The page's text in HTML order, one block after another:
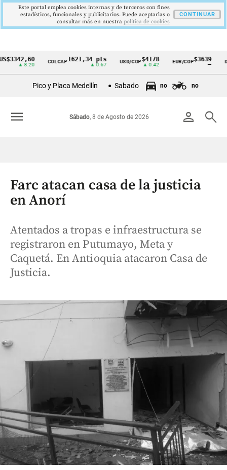
Cintillo
Colombia
▲ 8.20
COLCAP1621,34 pts
▲ 0.67
USD/COP$4178
▲ 0.42
EUR/COP$3639
Pico y Placa Medellín Sabado no no
person search
Sábado, 8 de Agosto de 2026
menu
Farc atacan casa de la justicia
en Anorí
Atentados a tropas e infraestructura se
registraron en Putumayo, Meta y
Caquetá. En Antioquia atacaron Casa de
Justicia.
Este portal emplea cookies internas y de terceros con fines
estadísticos, funcionales y publicitarios. Puede aceptarlas o
consultar más en nuestra politica de cookies
CONTINUAR